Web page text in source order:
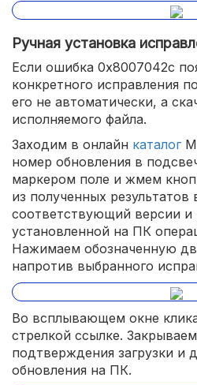
Ручная установка
Если ошибка 0x8007042c
конкретного исправления
его не автоматически, а
исполняемого файла.
Заходим в онлайн каталог
номер обновления в
маркером поле и жмем
из полученных результатов
соответствующий версии и
установленной на ПК
Нажимаем обозначенную
напротив выбранного
Во всплывающем окне
стрелкой ссылке.
подтверждения загрузки и
обновления на ПК.